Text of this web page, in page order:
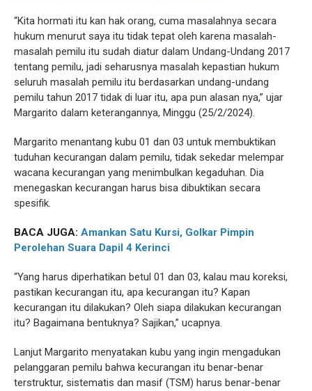
“Kita hormati itu kan hak orang, cuma masalahnya secara
hukum menurut saya itu tidak tepat oleh karena masalah-
masalah pemilu itu sudah diatur dalam Undang-Undang 2017
tentang pemilu, jadi seharusnya masalah kepastian hukum
seluruh masalah pemilu itu berdasarkan undang-undang
pemilu tahun 2017 tidak di luar itu, apa pun alasan nya,” ujar
Margarito dalam keterangannya, Minggu (25/2/2024).
Margarito menantang kubu 01 dan 03 untuk membuktikan
tuduhan kecurangan dalam pemilu, tidak sekedar melempar
wacana kecurangan yang menimbulkan kegaduhan. Dia
menegaskan kecurangan harus bisa dibuktikan secara
spesifik.
BACA JUGA: Amankan Satu Kursi, Golkar Pimpin
Perolehan Suara Dapil 4 Kerinci
“Yang harus diperhatikan betul 01 dan 03, kalau mau koreksi,
pastikan kecurangan itu, apa kecurangan itu? Kapan
kecurangan itu dilakukan? Oleh siapa dilakukan kecurangan
itu? Bagaimana bentuknya? Sajikan,” ucapnya.
Lanjut Margarito menyatakan kubu yang ingin mengadukan
pelanggaran pemilu bahwa kecurangan itu benar-benar
terstruktur, sistematis dan masif (TSM) harus benar-benar